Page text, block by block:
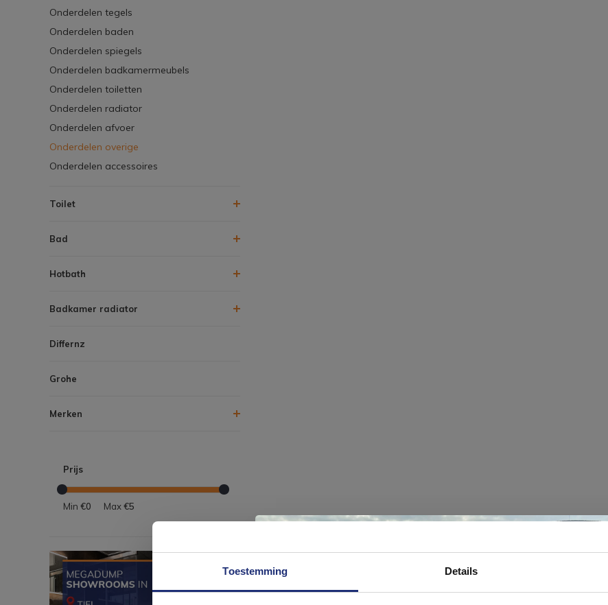
Toestemming Details
Onderdelen tegels
Onderdelen baden
Onderdelen spiegels
Onderdelen badkamermeubels
Onderdelen toiletten
Onderdelen radiator
Onderdelen afvoer
Onderdelen overige
Onderdelen accessoires
Toilet
Bad
Hotbath
Badkamer radiator
Differnz
Grohe
Merken
Prijs
Min €0 Max€5
Ontdek 21 complete badkamers in onze